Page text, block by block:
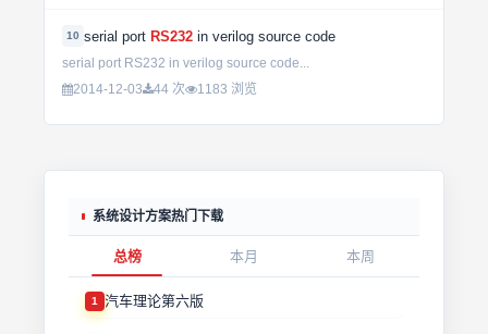
10 serial port RS232 in verilog source code
serial port RS232 in verilog source code...
2014-12-03
44 次 1183 浏览
系统设计方案热门下载
总榜 本月 本周
1 汽车理论第六版